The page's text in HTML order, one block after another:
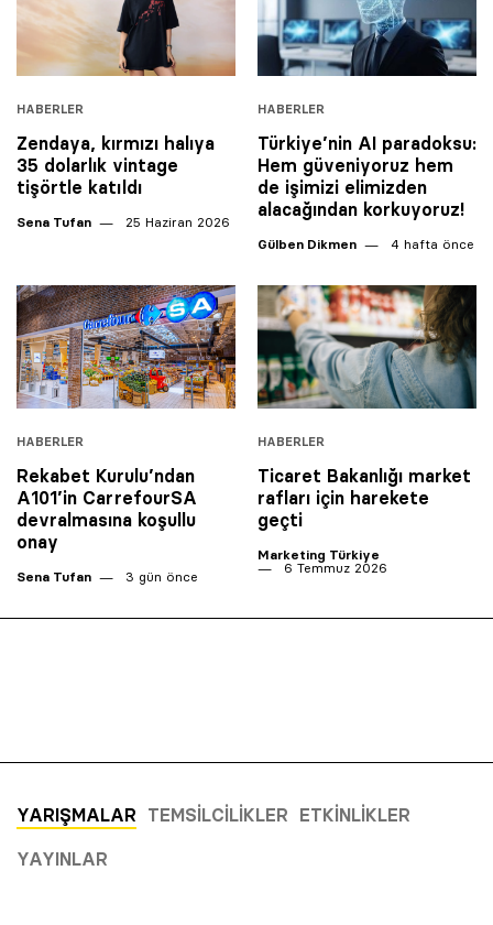
HABERLER
Zendaya, kırmızı halıya
35 dolarlık vintage
tişörtle katıldı
Sena Tufan 25 Haziran 2026
HABERLER
Türkiye’nin AI paradoksu:
Hem güveniyoruz hem
de işimizi elimizden
alacağından korkuyoruz!
Gülben Dikmen 4 hafta önce
HABERLER
Rekabet Kurulu’ndan
A101’in CarrefourSA
devralmasına koşullu
onay
Sena Tufan 3 gün önce
HABERLER
Ticaret Bakanlığı market
rafları için harekete
geçti
Marketing Türkiye
6 Temmuz 2026
YARIŞMALAR TEMSILCILIKLER ETKINLIKLER
YAYINLAR